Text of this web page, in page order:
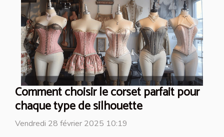
Comment choisir le corset parfait pour
chaque type de silhouette
Vendredi 28 février 2025 10:19